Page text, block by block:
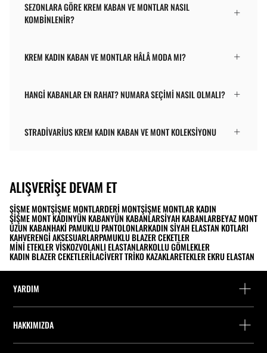
SEZONLARA GÖRE KREM KABAN VE MONTLAR NASIL
KOMBINLENIR?
KREM KADIN KABAN VE MONTLAR HÂLÂ MODA MI?
HANGI KABANLAR EN RAHAT? NUMARA SEÇIMI NASIL OLMALI?
STRADIVARIUS KREM KADIN KABAN VE MONT KOLEKSIYONU
ALIŞVERIŞE DEVAM ET
ŞIŞME MONTŞIŞME MONTLARDERI MONTŞIŞME MONTLAR KADIN
ŞIŞME MONT KADINYÜN KABANYÜN KABANLARSIYAH KABANLARBEYAZ MONT
UZUN KABANHAKI PAMUKLU PANTOLONLARKADIN SIYAH ELASTAN KOTLARI
KAHVERENGI AKSESUARLARPAMUKLU BLAZER CEKETLER
MINI ETEKLER VISKOZVOLANLI ELASTANLARKOLLU GÖMLEKLER
KADIN BLAZER CEKETLERILACIVERT TRIKO KAZAKLARETEKLER EKRU ELASTAN
YARDIM
Siparişi takip edin
HAKKIMIZDA